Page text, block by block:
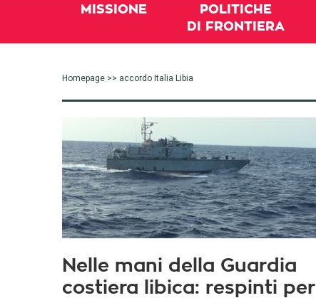
MISSIONE
POLITICHE
DI FRONTIERA
Homepage >> accordo Italia Libia
Nelle mani della Guardia
costiera libica: respinti per